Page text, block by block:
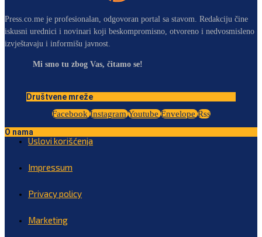
Press.co.me je profesionalan, odgovoran portal sa stavom. Redakciju čine
iskusni urednici i novinari koji beskompromisno, otvoreno i nedvosmisleno
izvještavaju i informišu javnost.
Mi smo tu zbog Vas, čitamo se!
Društvene mreže
Facebook Instagram Youtube Envelope Rss
O nama
Uslovi korišćenja
Impressum
Privacy policy
Marketing